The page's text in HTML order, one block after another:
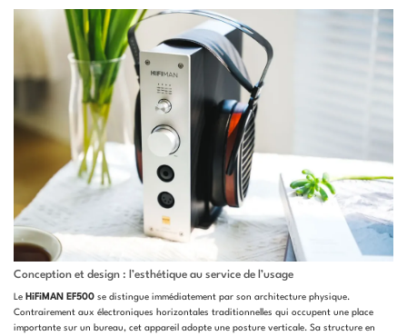
Conception et design : l’esthétique au service de l’usage
Le HiFiMAN EF500 se distingue immédiatement par son architecture physique.
Contrairement aux électroniques horizontales traditionnelles qui occupent une place
importante sur un bureau, cet appareil adopte une posture verticale. Sa structure en